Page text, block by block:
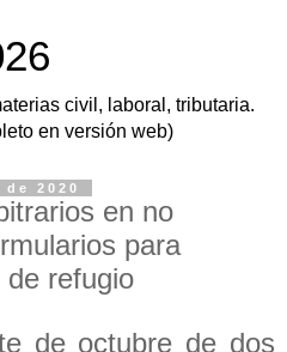
civil, laboral, tributaria.
en versión web)
2020
en no
para
refugio
de octubre de dos